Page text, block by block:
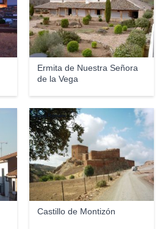
Ermita de Nuestra Señora
de la Vega
Castillo de Montizón
Jesús Romero